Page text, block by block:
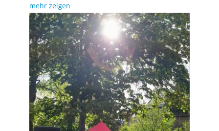
mehr zeigen